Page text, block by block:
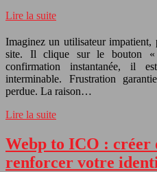
Lire la suite
Imaginez un utilisateur
site. Il clique sur le bouton
confirmation instantanée, il
interminable. Frustration
perdue. La raison…
Lire la suite
Webp to ICO : créer
renforcer votre